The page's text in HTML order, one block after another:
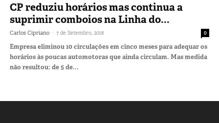
CP reduziu horários mas continua a
suprimir comboios na Linha do...
Carlos Cipriano - 7 de Setembro, 2018 0
Empresa eliminou 10 circulações em cinco meses para adequar os
horários às poucas automotoras que ainda circulam. Mas medida
não resultou: de 5 de...